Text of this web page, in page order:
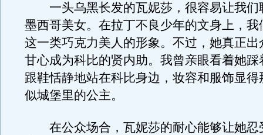
一头乌黑长发的瓦妮莎，很容易让我们
墨西哥美女。在拉丁不良少年的文身上，我
这一类巧克力美人的形象。不过，她真正出
甘心成为科比的贤内助。我曾亲眼看着她踩
跟鞋恬静地站在科比身边，妆容和服饰显得
似城堡里的公主。
在公众场合，瓦妮莎的耐心能够让她忍